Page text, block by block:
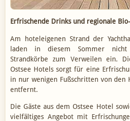
Erfrischende Drinks und regionale
Am hoteleigenen Strand der
laden in diesem Sommer
Strandkörbe zum Verweilen ein.
Ostsee Hotels sorgt für eine
in nur wenigen Fußschritten von den
entfernt.
Die Gäste aus dem Ostsee Hotel
vielfältiges Angebot mit